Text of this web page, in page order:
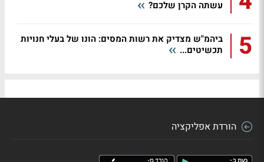
עשתה הקרן שלכם?
5
ביהמ"ש מצדיק את רשות המסים: הונו של בעלי חנויות
תכשיטים...
הורדת אפליקציה